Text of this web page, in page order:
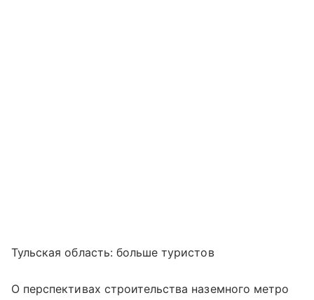
Тульская область: больше туристов
О перспективах строительства наземного метро